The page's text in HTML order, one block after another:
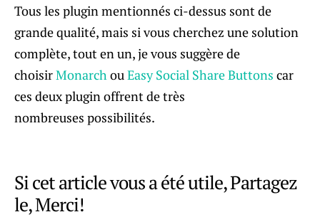
Tous les plugin mentionnés ci-dessus sont de
grande qualité, mais si vous cherchez une solution
complète, tout en un, je vous suggère de
choisirMonarchouEasy Social Share Buttons car
ces deux plugin offrent de très
nombreuses possibilités.
Si cet article vous a été utile, Partagez
le, Merci!